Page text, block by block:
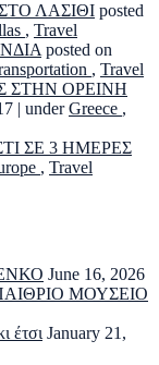
ΛΑΣΙΘΙ posted
, Travel
posted on
, Travel
ΣΤΗΝ ΟΡΕΙΝΗ
| underGreece ,
ΣΕ 3 ΗΜΕΡΕΣ
, Travel
June 16, 2026
ΜΟΥΣΕΙΟ
έτσι January 21,